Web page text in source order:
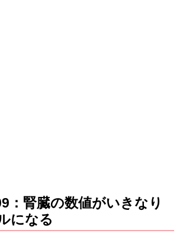
：腎臓の数値がいきなり
になる